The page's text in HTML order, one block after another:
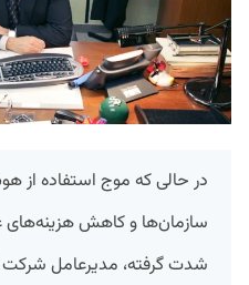
در حالی که موج استفاده
سازمان‌ها و کاهش هزینه‌های
شدت گرفته، مدیرعامل